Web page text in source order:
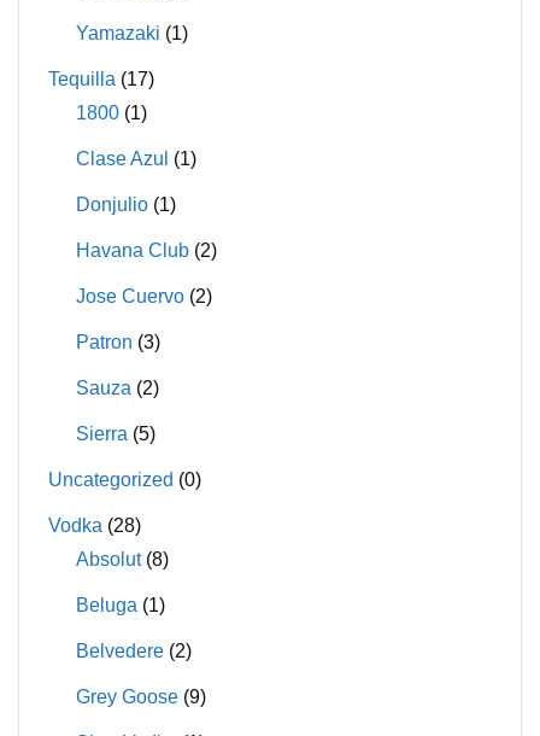
Yamazaki (1)
Tequilla (17)
1800 (1)
Clase Azul (1)
Donjulio (1)
Havana Club (2)
Jose Cuervo (2)
Patron (3)
Sauza (2)
Sierra (5)
Uncategorized (0)
Vodka (28)
Absolut (8)
Beluga (1)
Belvedere (2)
Grey Goose (9)